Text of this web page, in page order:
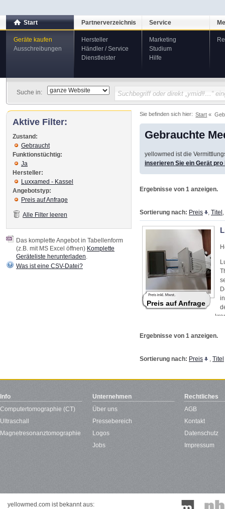
Start
Geräte kaufen
Ausschreibungen
Partnerverzeichnis
Hersteller
Händler / Service
Dienstleister
Service
Marketing
Studium
Hilfe
Suche in:
Sie befinden sich hier: Start
Gebrauchte
yellowmed ist die
inserieren Sie ein Gerät
Ergebnisse von 1 anzeigen.
Sortierung nach: Preis Titel
Preis auf Anfrage
Ergebnisse von 1 anzeigen.
Sortierung nach: Preis , Titel
Aktive Filter:
Zustand:
Gebraucht
Funktionstüchtig:
Ja
Hersteller:
Luxxamed - Kassel
Angebotstyp:
Preis auf Anfrage
Alle Filter leeren
Das komplette Angebot in Tabellenform
(z.B. mit MS Excel öffnen) Komplette
Geräteliste herunterladen
Was ist eine CSV-Datei?
Info
Computertomographie (CT)
Ultraschall
Magnetresonanztomographie
Unternehmen
Über uns
Pressebereich
Logos
Jobs
Rechtliches
AGB
Kontakt
Datenschutz
Impressum
yellowmed.com ist bekannt aus: